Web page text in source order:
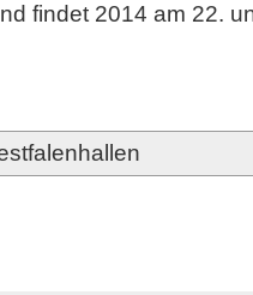
findet 2014 am 22.